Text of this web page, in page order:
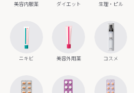
美容内服薬 ダイエット 生理・ピル
ニキビ 美容外用薬 コスメ